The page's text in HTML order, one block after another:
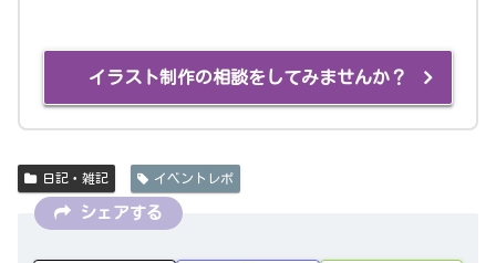
イラスト制作の相談をしてみませんか？
日記・雑記 イベントレポ
シェアする